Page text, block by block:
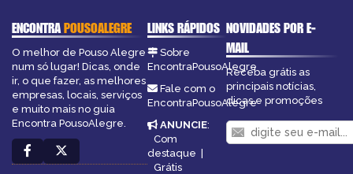
ENCONTRAPOUSOALEGRE
O melhor de Pouso Alegre
num só lugar! Dicas, onde
ir, o que fazer, as melhores
empresas, locais, serviços
e muito mais no guia
Encontra PousoAlegre.
LINKS RÁPIDOS
Sobre
EncontraPousoAlegre
Fale com o
EncontraPousoAlegre
ANUNCIE:
Com
destaque
Grátis
NOVIDADES POR E-
MAIL
Receba grátis as
principais notícias,
dicas e promoções